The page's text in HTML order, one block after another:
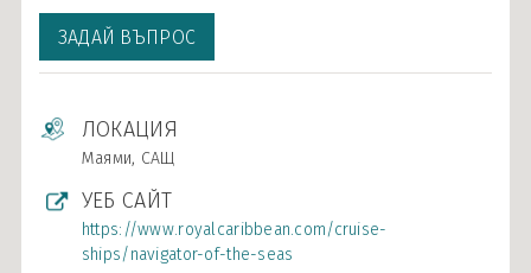
ЗАДАЙ ВЪПРОС
ЛОКАЦИЯ
Маями, САЩ
УЕБ САЙТ
https://www.royalcaribbean.com/cruise-
ships/navigator-of-the-seas